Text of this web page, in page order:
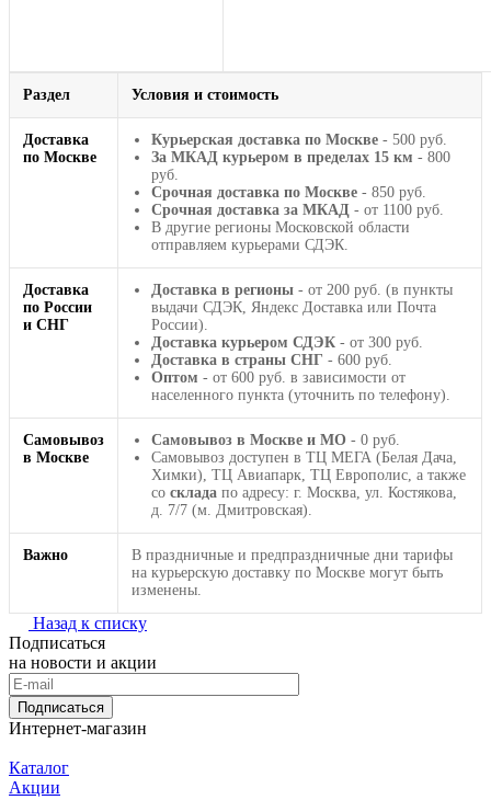
Раздел Условия и стоимость
Доставка
по Москве
Курьерская доставка по Москве - 500 руб.
За МКАД курьером в пределах 15 км - 800
руб.
Срочная доставка по Москве - 850 руб.
Срочная доставка за МКАД - от 1100 руб.
В другие регионы Московской области
отправляем курьерами СДЭК.
Доставка
по России
и СНГ
Доставка в регионы - от 200 руб. (в пункты
выдачи СДЭК, Яндекс Доставка или Почта
России).
Доставка курьером СДЭК - от 300 руб.
Доставка в страны СНГ - 600 руб.
Оптом - от 600 руб. в зависимости от
населенного пункта (уточнить по телефону).
Самовывоз
в Москве
Самовывоз в Москве и МО - 0 руб.
Самовывоз доступен в ТЦ МЕГА (Белая Дача,
Химки), ТЦ Авиапарк, ТЦ Европолис, а также
со склада по адресу: г. Москва, ул. Костякова,
д. 7/7 (м. Дмитровская).
Важно
В праздничные и предпраздничные дни тарифы
на курьерскую доставку по Москве могут быть
изменены.
Назад к списку
Подписаться
на новости и акции
Подписаться
Интернет-магазин
Каталог
Акции